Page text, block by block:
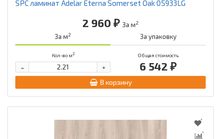
SPC ламинат Adelar Eterna Somerset Oak 05933LG
2 960 ₽ За м2
За м2 За упаковку
Кол-во м2 Общая стоимость
6 542 ₽
+
-
В корзину